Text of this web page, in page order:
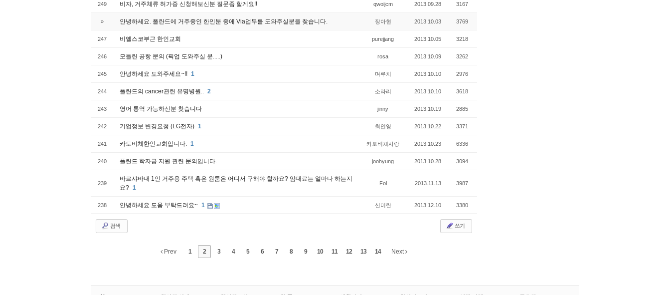
249 비자, 거주체류 허가증 신청해보신분 질문좀 할게요!! qwoijcm 2013.09.28 3167
» 안녕하세요. 폴란드에 거주중인 한인분 중에 Via업무를 도와주실분을 찾습니다. 장아현 2013.10.03 3769
247 비엘스코부근 한인교회 purejjang 2013.10.05 3218
246 모들린 공항 문의 (픽업 도와주실 분.....) rosa 2013.10.09 3262
245 안녕하세요 도와주세요~!! 1 며루치 2013.10.10 2976
244 폴란드의 cancer관련 유명병원.. 2 소라리 2013.10.10 3618
243 영어 통역 가능하신분 찾습니다 jinny 2013.10.19 2885
242 기업정보 변경요청 (LG전자) 1 최인영 2013.10.22 3371
241 카토비체한인교회입니다. 1 카토비체사랑 2013.10.23 6336
240 폴란드 학자금 지원 관련 문의입니다. joohyung 2013.10.28 3094
239
바르샤바내 1인 거주용 주택 혹은 원룸은 어디서 구해야 할까요? 임대료는 얼마나 하는지
요? 1
Fol 2013.11.13 3987
238 안녕하세요 도움 부탁드려요~ 1 신미란 2013.12.10 3380
검색 쓰기
Prev 1 2 3 4 5 6 7 8 9 10 11 12 13 14 Next